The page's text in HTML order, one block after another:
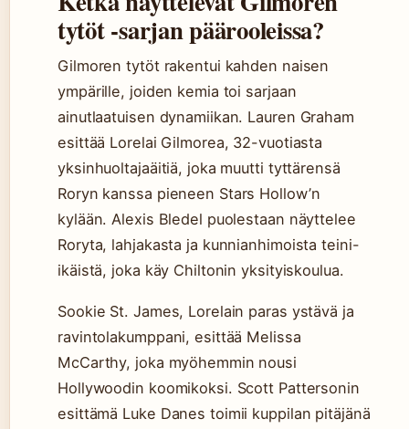
tytöt -sarjan päärooleissa?
Gilmoren tytöt rakentui kahden naisen
ympärille, joiden kemia toi sarjaan
ainutlaatuisen dynamiikan. Lauren Graham
esittää Lorelai Gilmorea, 32-vuotiasta
yksinhuoltajaäitiä, joka muutti tyttärensä
Roryn kanssa pieneen Stars Hollow’n
kylään. Alexis Bledel puolestaan näyttelee
Roryta, lahjakasta ja kunnianhimoista teini-
ikäistä, joka käy Chiltonin yksityiskoulua.
Sookie St. James, Lorelain paras ystävä ja
ravintolakumppani, esittää Melissa
McCarthy, joka myöhemmin nousi
Hollywoodin koomikoksi. Scott Pattersonin
esittämä Luke Danes toimii kuppilan pitäjänä